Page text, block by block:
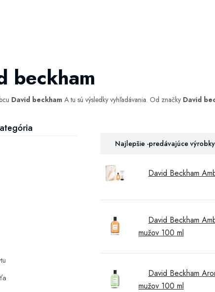
beckham
David beckham A tu sú výsledky vyhľadávania. Od značky David
Najlepšie -predávajúce
David Beckham
David Beckham
mužov 100 ml
David Beckham
mužov 100 ml